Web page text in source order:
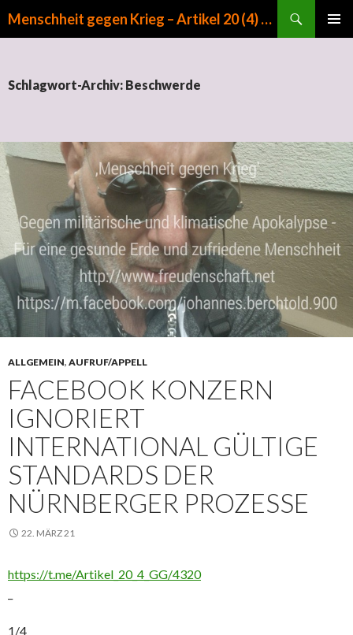
Menschheit gegen Krieg – Artikel 20 (4) GG
Schlagwort-Archiv: Beschwerde
ALLGEMEIN, AUFRUF/APPELL
FACEBOOK KONZERN
IGNORIERT
INTERNATIONAL GÜLTIGE
STANDARDS DER
NÜRNBERGER PROZESSE
22. MÄRZ 21
https://t.me/Artikel_20_4_GG/4320
1/4